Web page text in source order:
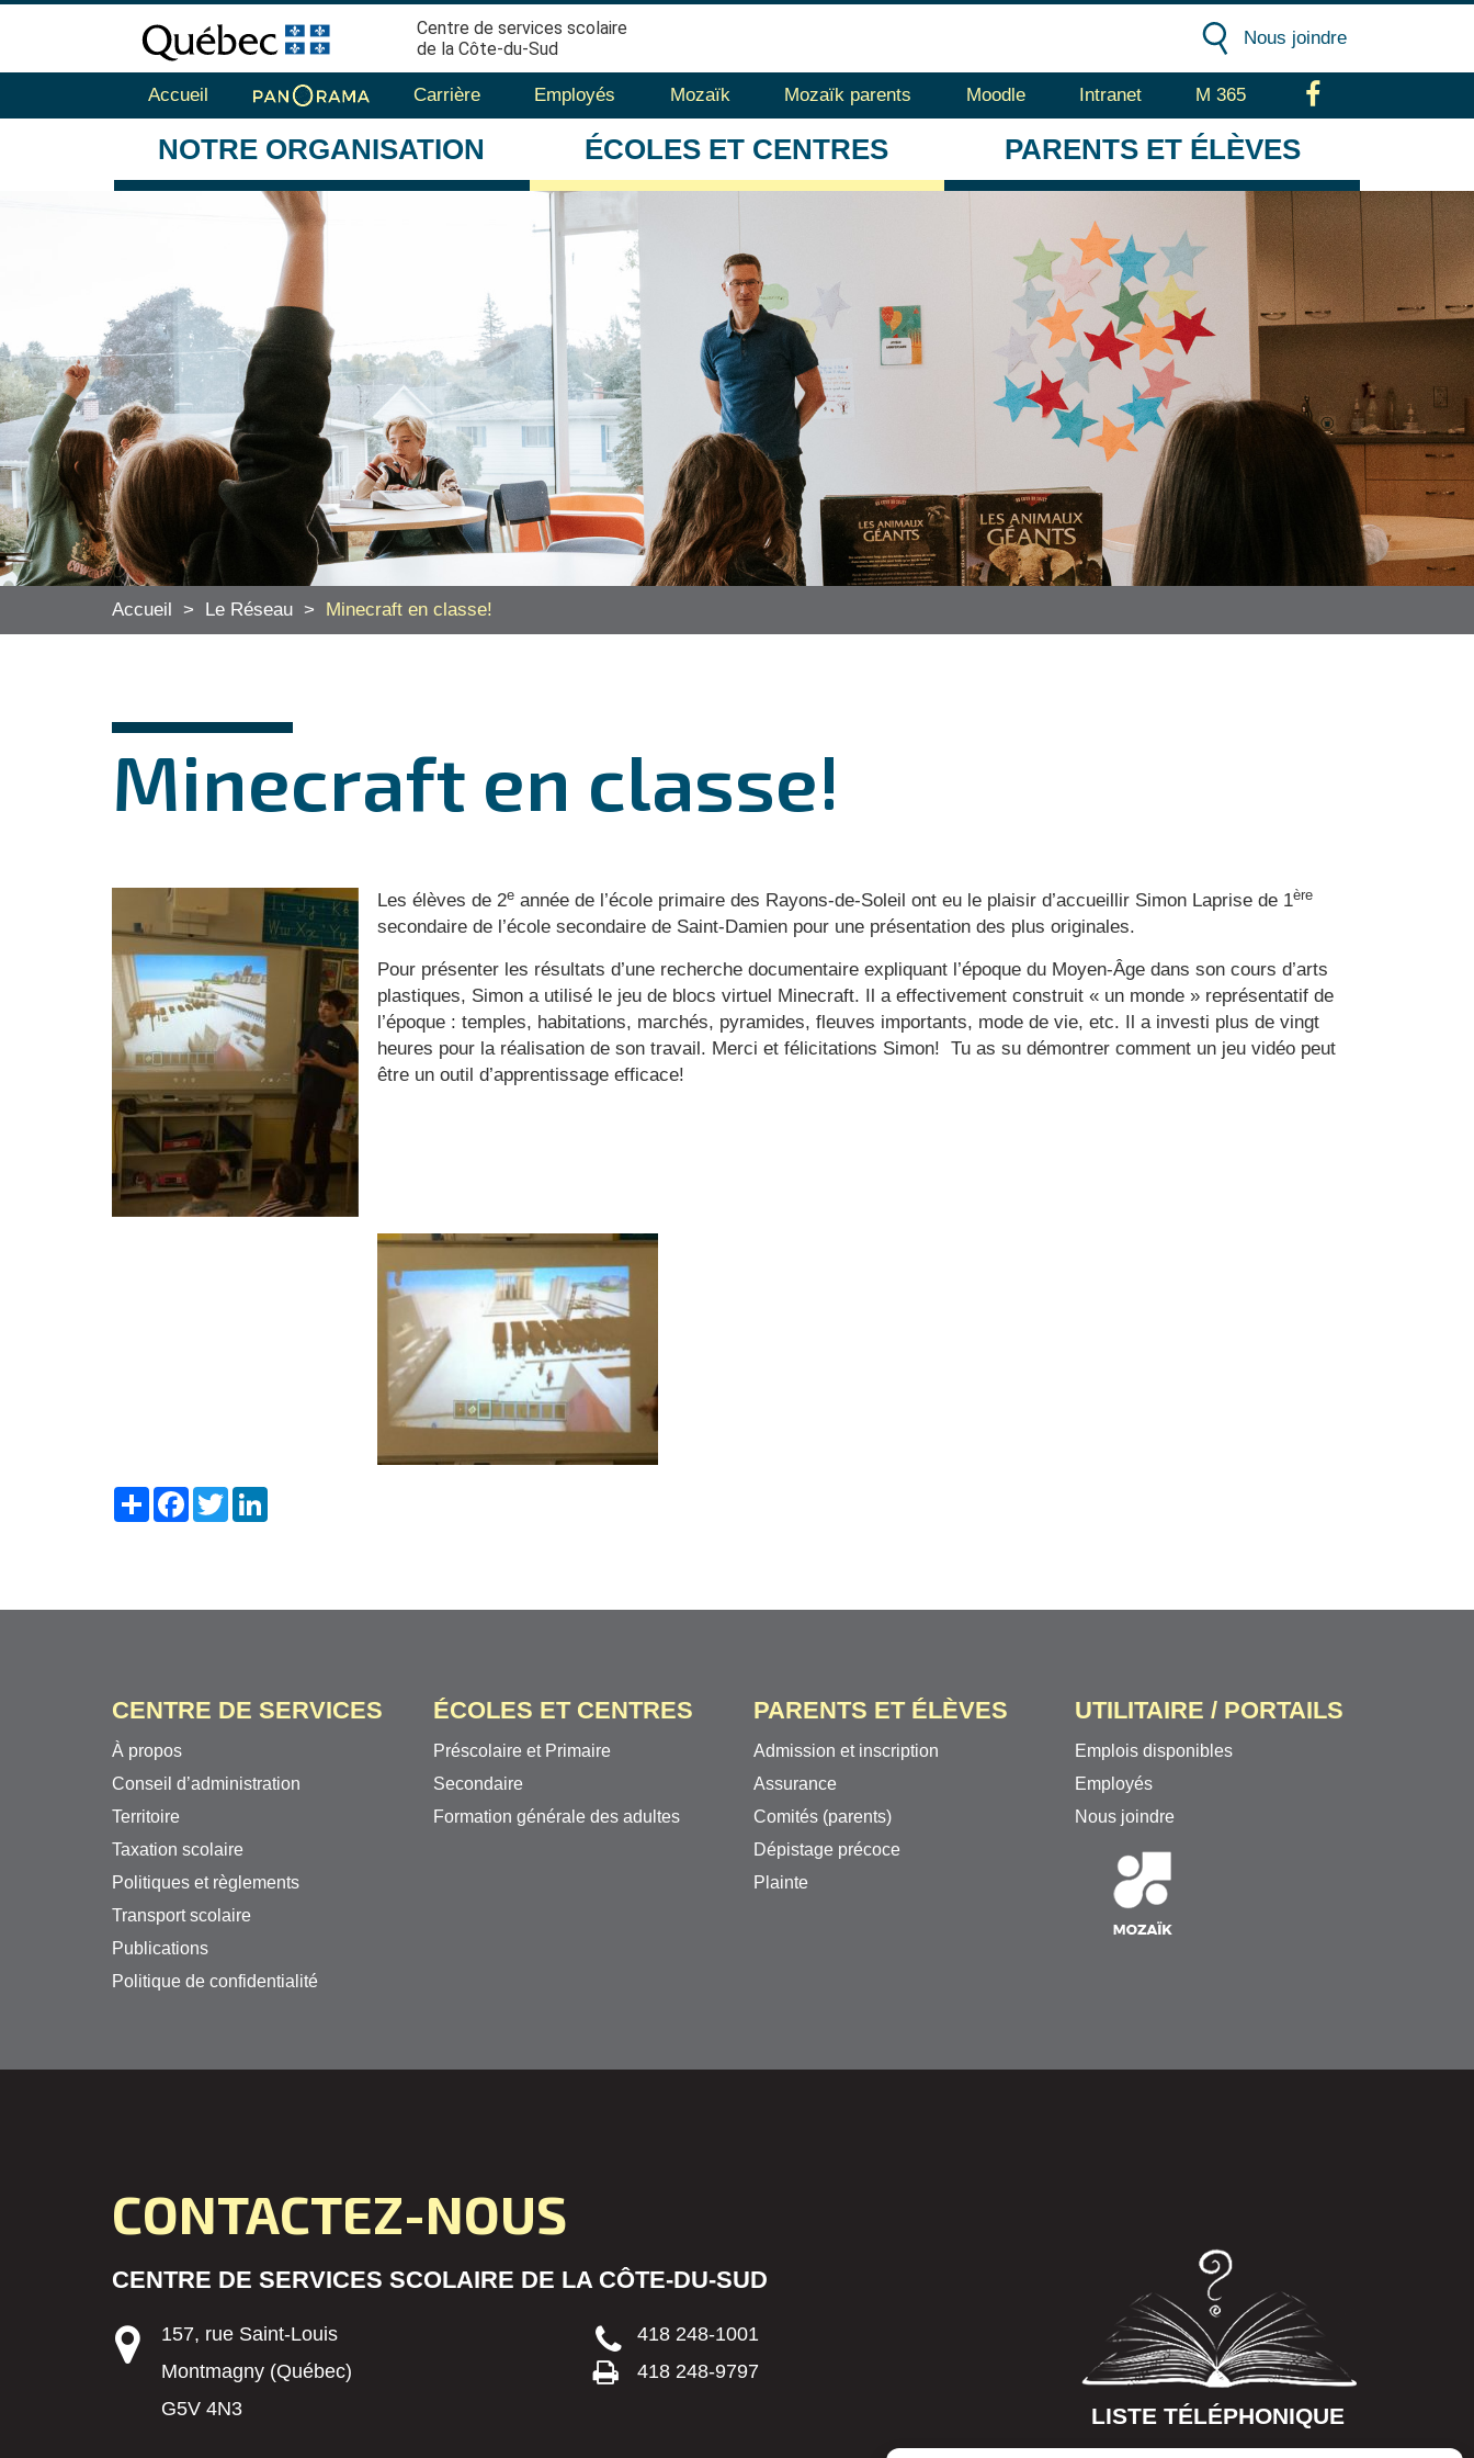
Centre de services scolaire
de la Côte-du-Sud
Nous joindre
Accueil Carrière Employés Mozaïk Mozaïk parents Moodle Intranet M 365
NOTRE ORGANISATION ÉCOLES ET CENTRES PARENTS ET ÉLÈVES
Accueil > Le Réseau > Minecraft en classe!
Minecraft en classe!
Les élèves de 2e année de l’école primaire des Rayons-de-Soleil ont eu le plaisir d’accueillir Simon Laprise de 1ère
secondaire de l’école secondaire de Saint-Damien pour une présentation des plus originales.
Pour présenter les résultats d’une recherche documentaire expliquant l’époque du Moyen-Âge dans son cours d’arts
plastiques, Simon a utilisé le jeu de blocs virtuel Minecraft. Il a effectivement construit « un monde » représentatif de
l’époque : temples, habitations, marchés, pyramides, fleuves importants, mode de vie, etc. Il a investi plus de vingt
heures pour la réalisation de son travail. Merci et félicitations Simon! Tu as su démontrer comment un jeu vidéo peut
être un outil d’apprentissage efficace!
ShareFacebook
Twitter
CENTRE DE SERVICES
À propos
Conseil d’administration
Territoire
Taxation scolaire
Politiques et règlements
Transport scolaire
Publications
Politique de confidentialité
ÉCOLES ET CENTRES
Préscolaire et Primaire
Secondaire
Formation générale des adultes
PARENTS ET ÉLÈVES
Admission et inscription
Assurance
Comités (parents)
Dépistage précoce
Plainte
UTILITAIRE / PORTAILS
Emplois disponibles
Employés
Nous joindre
CONTACTEZ-NOUS
CENTRE DE SERVICES SCOLAIRE DE LA CÔTE-DU-SUD
157, rue Saint-Louis
Montmagny (Québec)
G5V 4N3
418 248-1001
418 248-9797
LISTE TÉLÉPHONIQUE